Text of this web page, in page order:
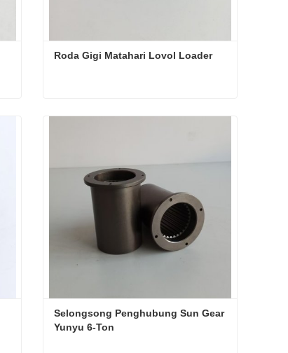
Roda Gigi Matahari Lovol Loader
Roda Gigi Matahari Lovol Loader
Selongsong Penghubung Sun Gear
Yunyu 6-Ton